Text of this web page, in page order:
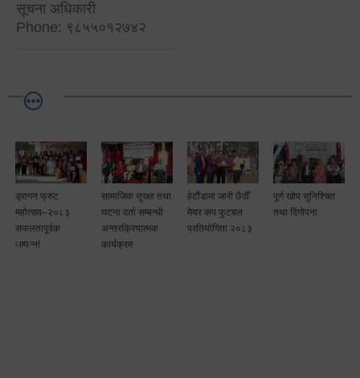
सूचना अधिकारी
Phone: ९८५५०१२७४२
फ्रुट
सामाजिक सुरक्षा तथा
घटना दर्ता सम्बन्धी
अन्तरक्रियात्मक
कार्यक्रम
हेटौंडामा जारी छैठौँ
मेयर कप फुटबल
प्रतियोगिता २०८३
पूर्ण खोप सुनिश्चित
तथा दिगोपना
हेटौंडा